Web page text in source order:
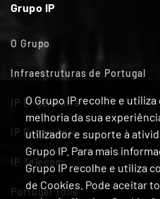
O Grupo IP recolhe e
melhoria da sua
utilizador e suporte à
Grupo IP. Para mais
Grupo IP recolhe e utiliza
de Cookies. Pode aceitar
Grupo IP
O Grupo
Infraestruturas de Portugal
IP Engenharia
IP Património
IP Telecom
Portugal Tolls